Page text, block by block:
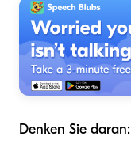
Denken Sie daran: